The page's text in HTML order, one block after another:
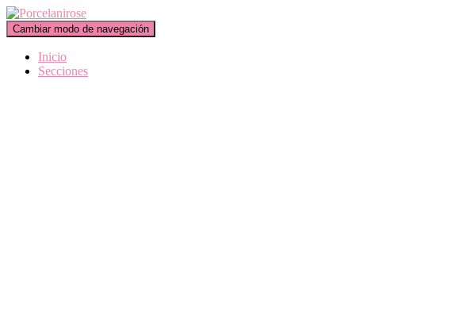
Cambiar modo de navegación
Inicio
Secciones